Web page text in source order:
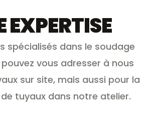
EXPERTISE
spécialisés dans le soudage
vous adresser à nous
sur site, mais aussi pour la
tuyaux dans notre atelier.